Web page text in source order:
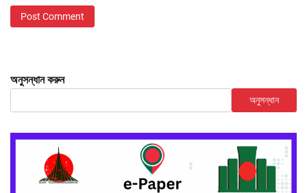
অনুসন্ধান করুন
অনুসন্ধান